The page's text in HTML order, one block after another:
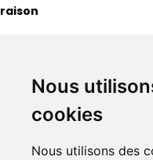
Nous
cookies
Nous utilisons des
ligne et venez chercher votre
d’Amiens (Fachon) ou
point retrait
pharmacie d’Amiens
commerçant